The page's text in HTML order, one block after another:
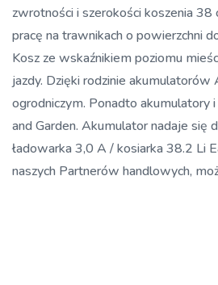
zwrotności i szerokości koszenia
pracę na trawnikach o powierzchni
Kosz ze wskaźnikiem poziomu
jazdy. Dzięki rodzinie
ogrodniczym. Ponadto
and Garden. Akumulator nadaje
ładowarka 3,0 A / kosiarka 38.2 Li
naszych Partnerów handlowych,